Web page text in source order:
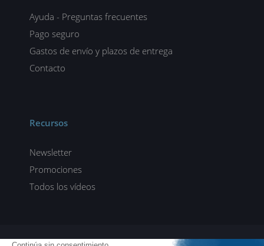
Ayuda - Preguntas frecuentes
Pago seguro
Gastos de envío y plazos de entrega
Contacto
Recursos
Newsletter
Promociones
Todos los vídeos
ENI elearning